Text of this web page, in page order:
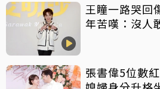
王瞳一路哭
年苦嘆：沒人
張書偉5位數